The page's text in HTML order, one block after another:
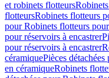
et robinets flotteurs
flotteursRobinets flotteurs
pour Robinets flotteurs
pour réservoirs à encastrer
pour réservoirs à encastrer
céramiquePièces
en céramiqueRobinets